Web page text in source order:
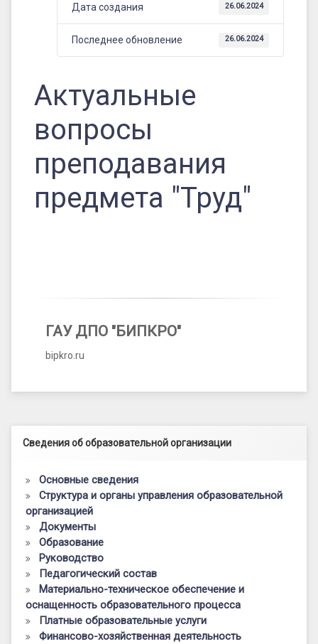
Дата создания 26.06.2024
Последнее обновление 26.06.2024
Актуальные
вопросы
преподавания
предмета "Труд"
ГАУ ДПО "БИПКРО"
bipkro.ru
Левый сайдбар
Сведения об образовательной организации
Основные сведения
Структура и органы управления образовательной
организацией
Документы
Образование
Руководство
Педагогический состав
Материально-техническое обеспечение и
оснащенность образовательного процесса
Платные образовательные услуги
Финансово-хозяйственная деятельность